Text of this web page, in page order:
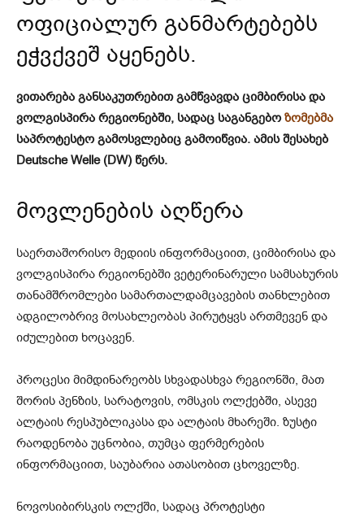
ოფიციალურ განმარტებებს
ეჭვქვეშ აყენებს.
ვითარება განსაკუთრებით გამწვავდა ციმბირისა და
ვოლგისპირა რეგიონებში, სადაც საგანგებოზომებმა
საპროტესტო გამოსვლებიც გამოიწვია. ამის შესახებ
Deutsche Welle (DW) წერს.
მოვლენების აღწერა
საერთაშორისო მედიის ინფორმაციით, ციმბირისა და
ვოლგისპირა რეგიონებში ვეტერინარული სამსახურის
თანამშრომლები სამართალდამცავების თანხლებით
ადგილობრივ მოსახლეობას პირუტყვს ართმევენ და
იძულებით ხოცავენ.
პროცესი მიმდინარეობს სხვადასხვა რეგიონში, მათ
შორის პენზის, სარატოვის, ომსკის ოლქებში, ასევე
ალტაის რესპუბლიკასა და ალტაის მხარეში. ზუსტი
რაოდენობა უცნობია, თუმცა ფერმერების
ინფორმაციით, საუბარია ათასობით ცხოველზე.
ნოვოსიბირსკის ოლქში, სადაც პროტესტი